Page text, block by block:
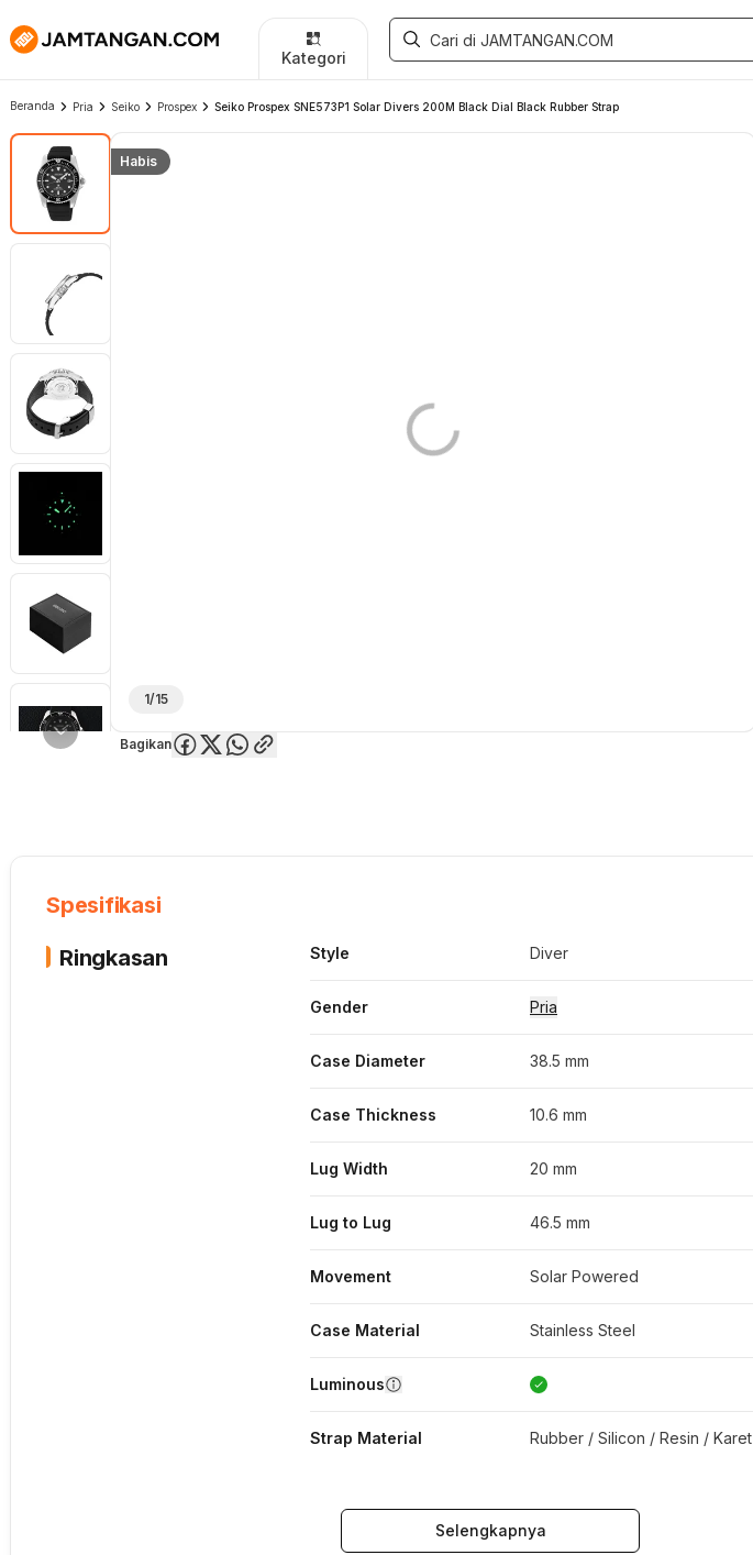
Kategori
Beranda Pria Seiko Prospex Seiko Prospex SNE573P1 Solar Divers 200M Black Dial Black Rubber Strap
Habis
1/15
Bagikan
Spesifikasi
Ringkasan
Style Diver
Gender Pria
Case Diameter 38.5 mm
Case Thickness 10.6 mm
Lug Width 20 mm
Lug to Lug 46.5 mm
Movement Solar Powered
Case Material Stainless Steel
Luminous
Strap Material Rubber / Silicon / Resin / Karet
Selengkapnya